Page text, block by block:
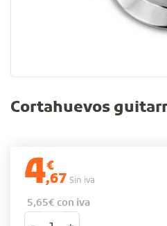
Cortahuevos
4€
,67 Sin iva
5,65€ con iva
Cortahuevos guitarra de